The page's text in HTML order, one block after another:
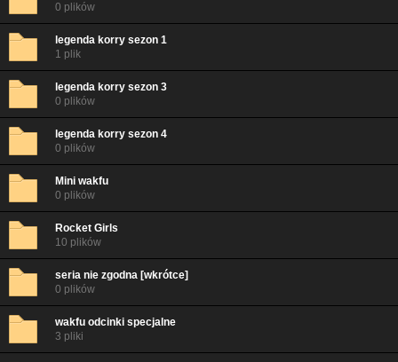
0 plików
legenda korry sezon 1
1 plik
legenda korry sezon 3
0 plików
legenda korry sezon 4
0 plików
Mini wakfu
0 plików
Rocket Girls
10 plików
seria nie zgodna [wkrótce]
0 plików
wakfu odcinki specjalne
3 pliki